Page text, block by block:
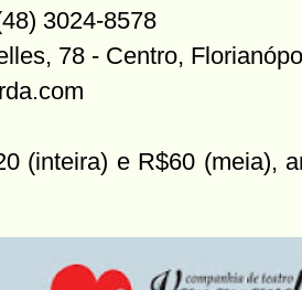
3024-8578
78 - Centro,
(inteira) e R$60 (meia),